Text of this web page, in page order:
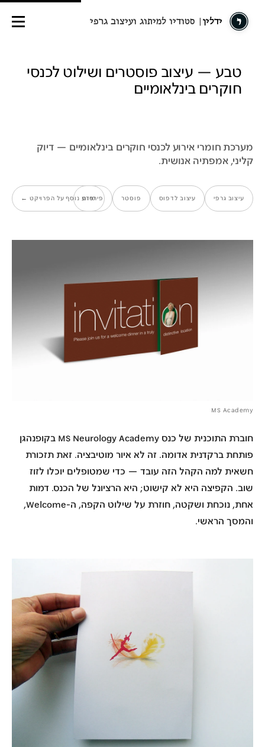
ידלין | סטודיו למיתוג ועיצוב גרפי
טבע — עיצוב פוסטרים ושילוט לכנסי
חוקרים בינלאומיים
מערכת חומרי אירוע לכנסי חוקרים בינלאומיים — דיוק
קליני, אמפתיה אנושית.
עיצוב גרפי עיצוב לדפוס פוסטר פירסום
מידע נוסף על הפרויקט ←
MS Academy
חוברת התוכנית של כנס MS Neurology Academy בקופנהגן
פותחת ברקדנית אדומה. זה לא איור מוטיבציה. זאת תזכורת
חשאית למה הקהל הזה עובד — כדי שמטופלים יוכלו לזוז
שוב. הקפיצה היא לא קישוט; היא הרציונל של הכנס. דמות
אחת, נוכחת ושקטה, חוזרת על שילוט הקפה, ה-Welcome,
והמסך הראשי.